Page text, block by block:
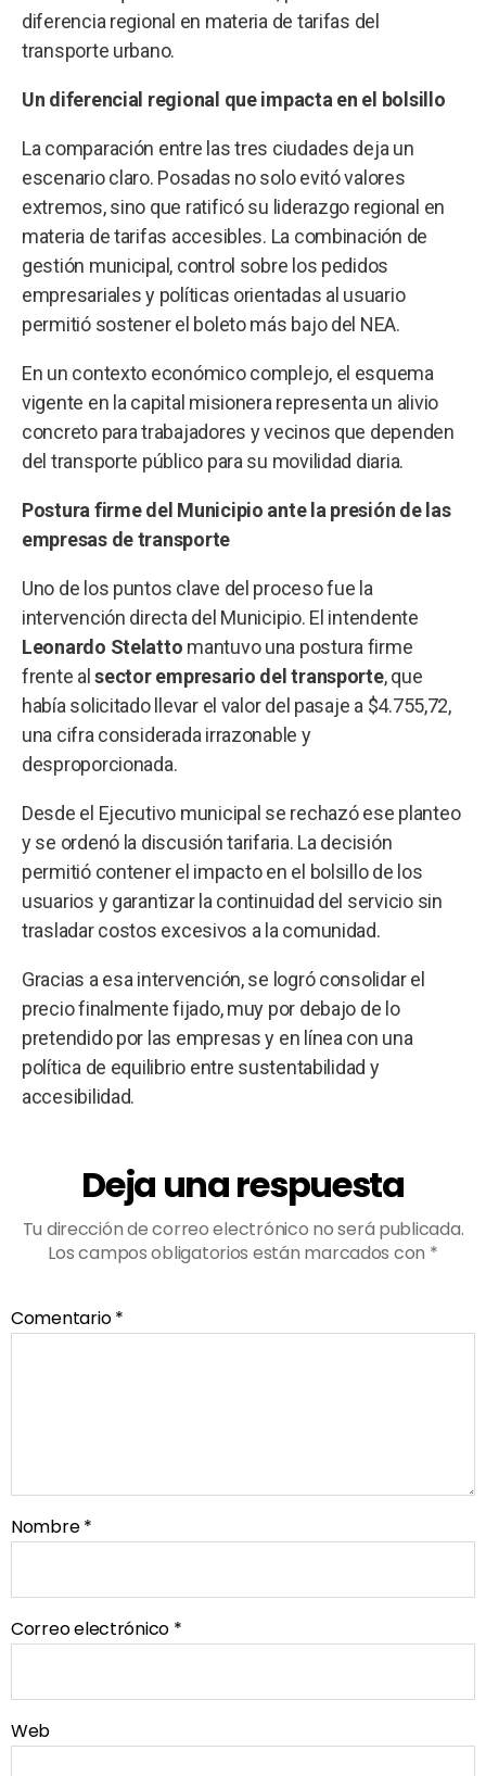
diferencia regional en materia de tarifas del
transporte urbano.
Un diferencial regional que impacta en el bolsillo
La comparación entre las tres ciudades deja un
escenario claro. Posadas no solo evitó valores
extremos, sino que ratificó su liderazgo regional en
materia de tarifas accesibles. La combinación de
gestión municipal, control sobre los pedidos
empresariales y políticas orientadas al usuario
permitió sostener el boleto más bajo del NEA.
En un contexto económico complejo, el esquema
vigente en la capital misionera representa un alivio
concreto para trabajadores y vecinos que dependen
del transporte público para su movilidad diaria.
Postura firme del Municipio ante la presión de las
empresas de transporte
Uno de los puntos clave del proceso fue la
intervención directa del Municipio. El intendente
Leonardo Stelatto mantuvo una postura firme
frente al sector empresario del transporte, que
había solicitado llevar el valor del pasaje a $4.755,72,
una cifra considerada irrazonable y
desproporcionada.
Desde el Ejecutivo municipal se rechazó ese planteo
y se ordenó la discusión tarifaria. La decisión
permitió contener el impacto en el bolsillo de los
usuarios y garantizar la continuidad del servicio sin
trasladar costos excesivos a la comunidad.
Gracias a esa intervención, se logró consolidar el
precio finalmente fijado, muy por debajo de lo
pretendido por las empresas y en línea con una
política de equilibrio entre sustentabilidad y
accesibilidad.
Deja una respuesta
Tu dirección de correo electrónico no será publicada.
Los campos obligatorios están marcados con *
Comentario*
Nombre*
Correo electrónico *
Web